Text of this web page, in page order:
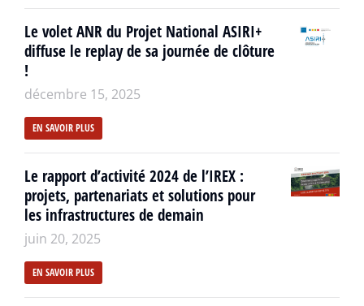
Le volet ANR du Projet National ASIRI+
diffuse le replay de sa journée de clôture
!
décembre 15, 2025
EN SAVOIR PLUS
Le rapport d’activité 2024 de l’IREX :
projets, partenariats et solutions pour
les infrastructures de demain
juin 20, 2025
EN SAVOIR PLUS